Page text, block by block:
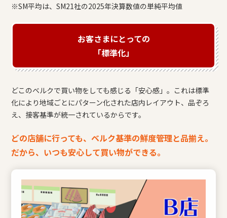
※SM平均は、SM21社の2025年決算数値の単純平均値
お客さまにとっての
「標準化」
どこのベルクで買い物をしても感じる「安心感」。これは標準
化により地域ごとにパターン化された店内レイアウト、品ぞろ
え、接客基準が統一されているからです。
どの店舗に行っても、ベルク基準の鮮度管理と品揃え。
だから、いつも安心して買い物ができる。